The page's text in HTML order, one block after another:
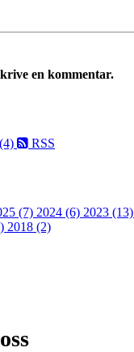
en kommentar.
RSS
(7) 2024 (6) 2023 (13)
2018 (2)